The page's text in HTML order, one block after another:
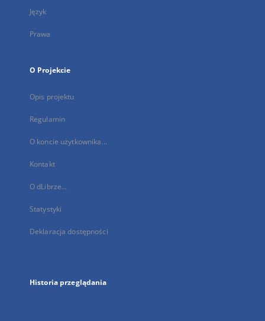
Język
Prawa
O Projekcie
Opis projektu
Regulamin
O koncie użytkownika...
Kontakt
O dLibrze...
Statystyki
Deklaracja dostępności
Historia przeglądania